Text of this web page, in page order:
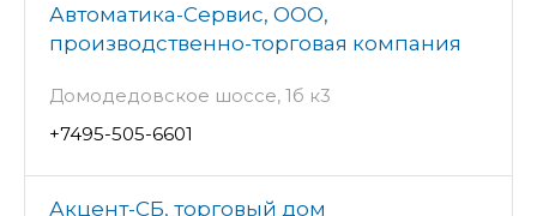
Автоматика-Сервис, ООО,
производственно-торговая компания
Домодедовское шоссе, 1б к3
+7495-505-6601
Акцент-СБ, торговый дом